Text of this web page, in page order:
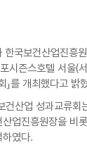
한국보건산업진흥
즌스호텔 서울(
」를 개최했다고 밝
산업 성과교류회
업진흥원장을 비
였다.